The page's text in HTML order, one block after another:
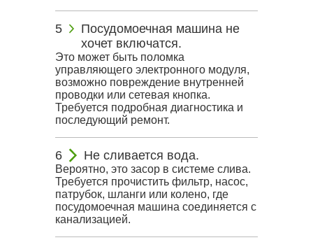
Посудомоечная машина не
хочет включатся.
Это может быть поломка
управляющего электронного модуля,
возможно повреждение внутренней
проводки или сетевая кнопка.
Требуется подробная диагностика и
последующий ремонт.
Не сливается вода.
Вероятно, это засор в системе слива.
Требуется прочистить фильтр, насос,
патрубок, шланги или колено, где
посудомоечная машина соединяется с
канализацией.